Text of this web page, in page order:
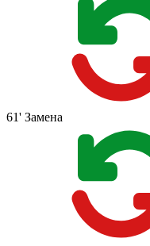
61' Замена